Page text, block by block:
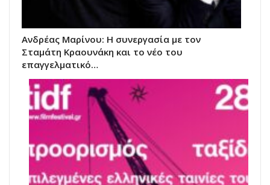
Ανδρέας Μαρίνου: Η συνεργασία με τον
Σταμάτη Κραουνάκη και το νέο του
επαγγελματικό…